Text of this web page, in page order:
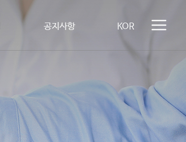
공지사항 KOR